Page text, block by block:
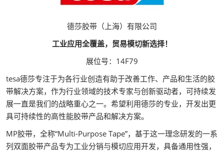
德莎胶带（上海）有限公司
工业应用全覆盖，贸易模切新选择！
展位号：14F79
tesa德莎专注于为各行业创造有助于改善工作、产品和生活的胶
带解决方案，作为行业领域的技术专家与创新驱动者，可持续发
展一直是我们的战略重心之一。希望利用德莎的专业，开发出更
具可持续性的高性能胶带产品和解决方案。
MP胶带，全称“Multi-Purpose Tape”，基于这一理念研发的一系
列双面胶带产品专为工业分销与模切应用开发，具备通用性强，